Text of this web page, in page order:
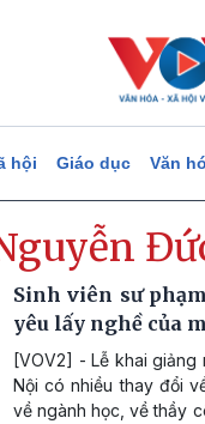
hội Giáo dục Văn
Sinh viên sư
yêu lấy nghề của
[VOV2] - Lễ khai giảng
Nội có nhiều thay đổi
về ngành học, về thầy